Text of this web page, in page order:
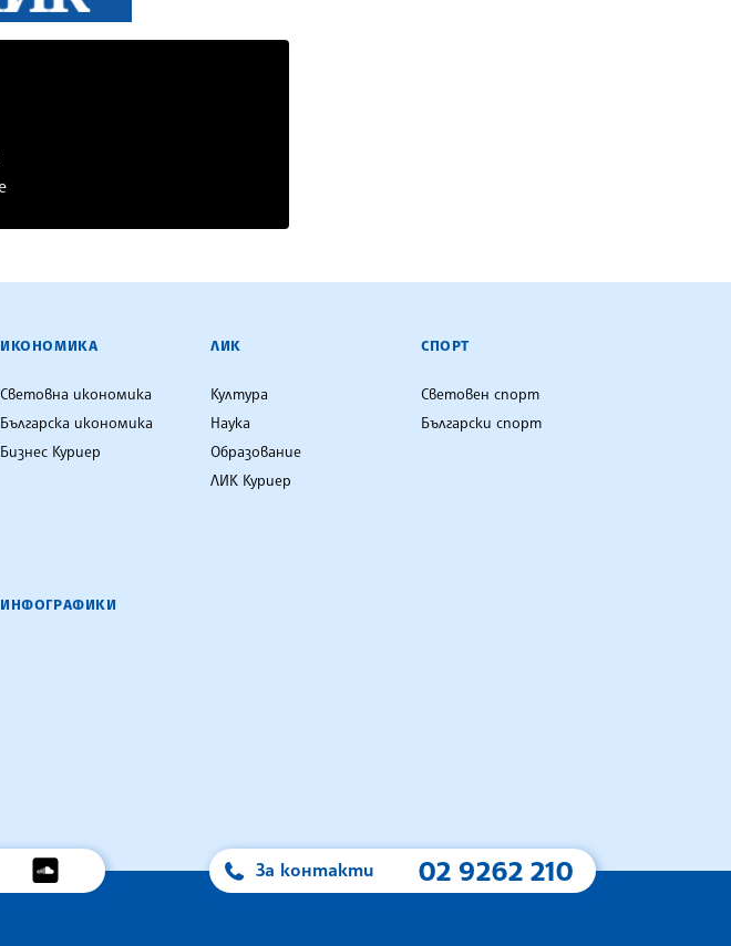
ИКОНОМИКА
Световна икономика
Българска икономика
Бизнес Куриер
ЛИК
Култура
Наука
Образование
ЛИК Куриер
СПОРТ
Световен спорт
Български спорт
ИНФОГРАФИКИ
За контакти 02 9262 210